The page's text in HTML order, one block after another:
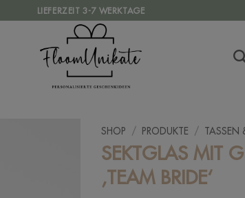
LIEFERZEIT 3-7 WERKTAGE
SHOP / PRODUKTE / TASSEN
SEKTGLAS MIT
‚TEAM BRIDE‘